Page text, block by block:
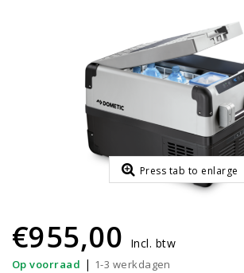
Press tab to enlarge
€955,00 Incl. btw
Op voorraad | 1-3 werkdagen